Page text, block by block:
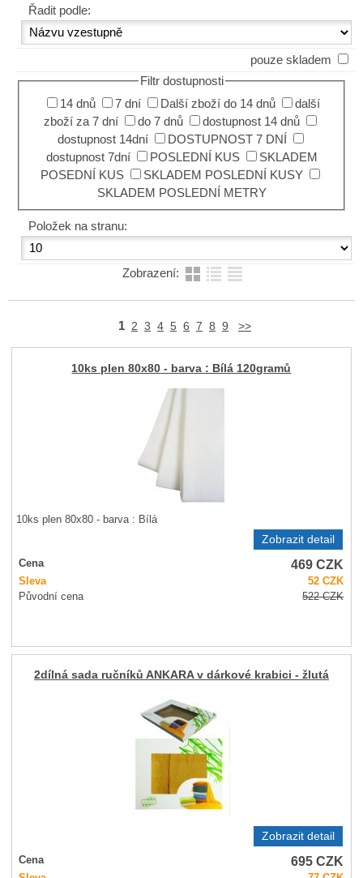
Řadit podle:
pouze skladem
Filtr dostupnosti
14 dnů
7 dní Další zboží do 14 dnů
další
zboží za 7 dní
do 7 dnů
dostupnost 14 dnů
dostupnost 14dní
DOSTUPNOST 7 DNÍ
dostupnost 7dní
POSLEDNÍ KUS
SKLADEM
POSEDNÍ KUS
SKLADEM POSLEDNÍ KUSY
SKLADEM POSLEDNÍ METRY
Položek na stranu:
Zobrazení:
1 2 3 4 5 6 7 8 9 >>
10ks plen 80x80 - barva : Bílá 120gramů
10ks plen 80x80 - barva : Bílá
Zobrazit detail
Cena 469CZK
Sleva 52CZK
Původní cena
522CZK
2dílná sada ručníků ANKARA v dárkové krabici - žlutá
Zobrazit detail
Cena 695CZK